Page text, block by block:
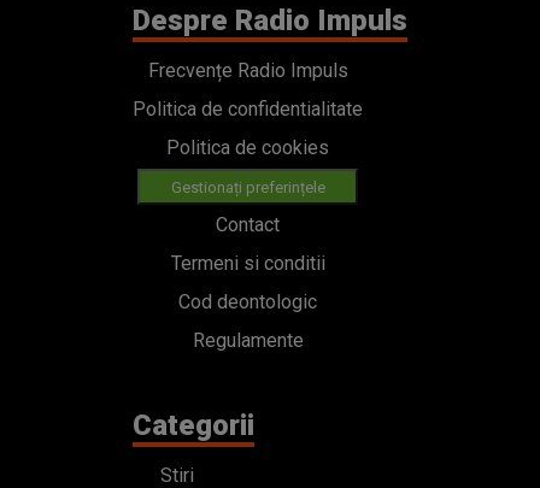
Despre Radio Impuls
Frecvențe Radio Impuls
Politica de confidentialitate
Politica de cookies
Gestionați preferințele
Contact
Termeni si conditii
Cod deontologic
Regulamente
Categorii
Stiri